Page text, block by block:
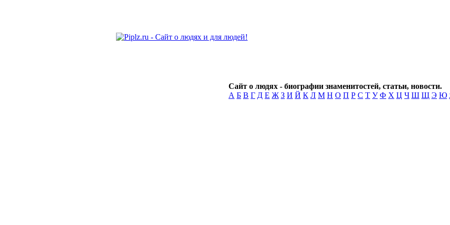
Сайт о людях - биографии знаменитостей, статьи, новости.
А Б В Г Д Е Ж З И Й К Л М Н О П Р С Т У Ф Х Ц Ч Ш Щ Э Ю